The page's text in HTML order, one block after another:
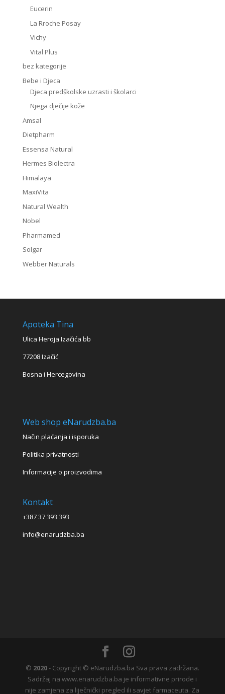
Eucerin
La Rroche Posay
Vichy
Vital Plus
bez kategorije
Bebe i Djeca
Djeca predškolske uzrasti i školarci
Njega dječije kože
Amsal
Dietpharm
Essensa Natural
Hermes Biolectra
Himalaya
MaxiVita
Natural Wealth
Nobel
Pharmamed
Solgar
Webber Naturals
Apoteka Tina
Ulica Heroja Izačića bb
77208 Izačić
Bosna i Hercegovina
Web shop eNarudzba.ba
Način plaćanja i isporuka
Politika privatnosti
Informacije o proizvodima
Kontakt
+387 37 393 393
info@enarudzba.ba
© 2020- Copyright © eNarudzba.ba Sva prava zadržana.
Sadržaj na www.enarudzba.ba je informativne prirode i
nije zamjena za liječnički pregled ili savjet farmaceuta. Za